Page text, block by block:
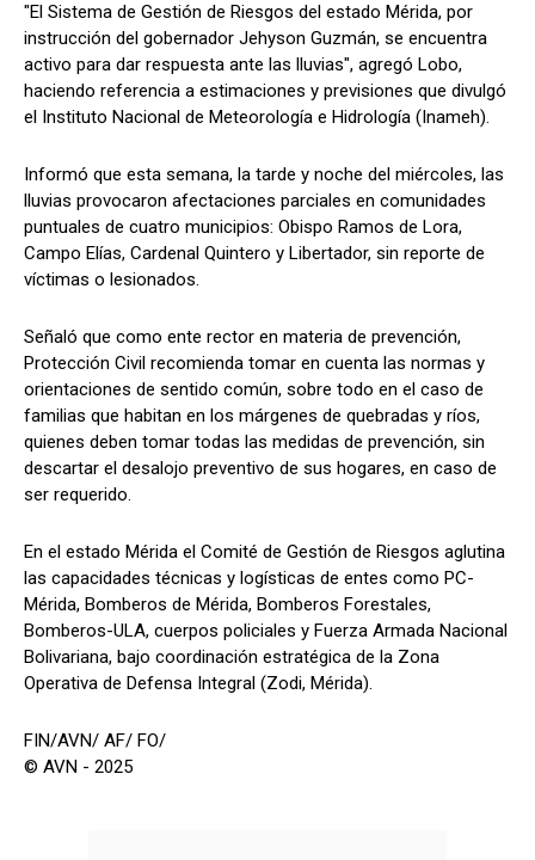
"El Sistema de Gestión de Riesgos del estado Mérida, por
instrucción del gobernador Jehyson Guzmán, se encuentra
activo para dar respuesta ante las lluvias", agregó Lobo,
haciendo referencia a estimaciones y previsiones que divulgó
el Instituto Nacional de Meteorología e Hidrología (Inameh).
Informó que esta semana, la tarde y noche del miércoles, las
lluvias provocaron afectaciones parciales en comunidades
puntuales de cuatro municipios: Obispo Ramos de Lora,
Campo Elías, Cardenal Quintero y Libertador, sin reporte de
víctimas o lesionados.
Señaló que como ente rector en materia de prevención,
Protección Civil recomienda tomar en cuenta las normas y
orientaciones de sentido común, sobre todo en el caso de
familias que habitan en los márgenes de quebradas y ríos,
quienes deben tomar todas las medidas de prevención, sin
descartar el desalojo preventivo de sus hogares, en caso de
ser requerido.
En el estado Mérida el Comité de Gestión de Riesgos aglutina
las capacidades técnicas y logísticas de entes como PC-
Mérida, Bomberos de Mérida, Bomberos Forestales,
Bomberos-ULA, cuerpos policiales y Fuerza Armada Nacional
Bolivariana, bajo coordinación estratégica de la Zona
Operativa de Defensa Integral (Zodi, Mérida).
FIN/AVN/ AF/ FO/
© AVN - 2025